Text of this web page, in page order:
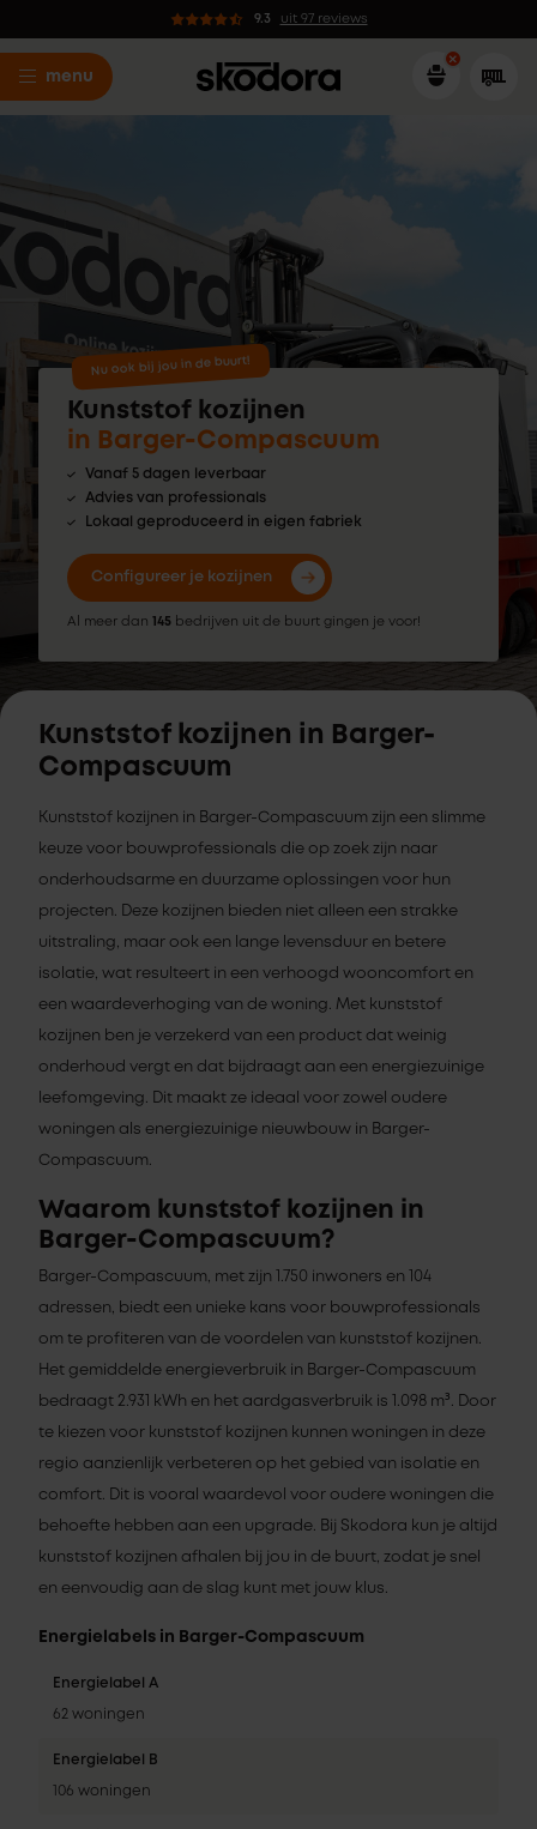
9.3 uit 97 reviews
menu
Nu ook bij jou in de buurt!
Kunststof kozijnen
in Barger-Compascuum
Vanaf 5 dagen leverbaar
Advies van professionals
Lokaal geproduceerd in eigen fabriek
Configureer je kozijnen
Al meer dan 145 bedrijven uit de buurt gingen je voor!
Kunststof kozijnen in Barger-
Compascuum
Kunststof kozijnen in Barger-Compascuum zijn een slimme
keuze voor bouwprofessionals die op zoek zijn naar
onderhoudsarme en duurzame oplossingen voor hun
projecten. Deze kozijnen bieden niet alleen een strakke
uitstraling, maar ook een lange levensduur en betere
isolatie, wat resulteert in een verhoogd wooncomfort en
een waardeverhoging van de woning. Met kunststof
kozijnen ben je verzekerd van een product dat weinig
onderhoud vergt en dat bijdraagt aan een energiezuinige
leefomgeving. Dit maakt ze ideaal voor zowel oudere
woningen als energiezuinige nieuwbouw in Barger-
Compascuum.
Waarom kunststof kozijnen in
Barger-Compascuum?
Barger-Compascuum, met zijn 1.750 inwoners en 104
adressen, biedt een unieke kans voor bouwprofessionals
om te profiteren van de voordelen van kunststof kozijnen.
Het gemiddelde energieverbruik in Barger-Compascuum
bedraagt 2.931 kWh en het aardgasverbruik is 1.098 m³. Door
te kiezen voor kunststof kozijnen kunnen woningen in deze
regio aanzienlijk verbeteren op het gebied van isolatie en
comfort. Dit is vooral waardevol voor oudere woningen die
behoefte hebben aan een upgrade. Bij Skodora kun je altijd
kunststof kozijnen afhalen bij jou in de buurt, zodat je snel
en eenvoudig aan de slag kunt met jouw klus.
Energielabels in Barger-Compascuum
Energielabel A
62 woningen
Energielabel B
106 woningen